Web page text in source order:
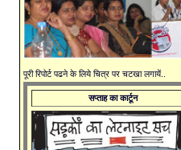
पूरी रिपोर्ट पढने के लिये चित्र पर चटखा लगायें..
सप्ताह का कार्टून